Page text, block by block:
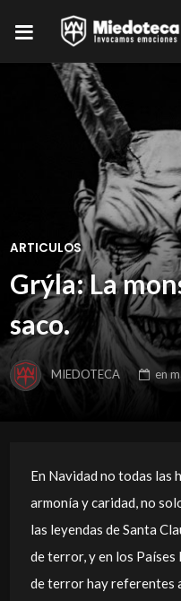
ARTICULOS
Grýla: La
saco.
MIEDOTECA en
En Navidad no todas las
armonía y caridad, no
las leyendas de Santa
de terror, y en los
de terror hay referentes